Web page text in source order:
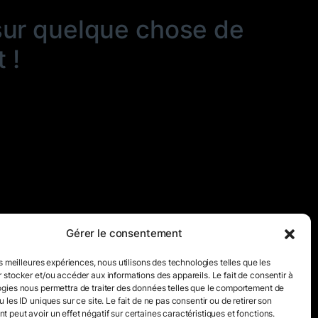
Gérer le consentement
meilleures expériences, nous utilisons des technologies telles que les
stocker et/ou accéder aux informations des appareils. Le fait de consentir à
nous permettra de traiter des données telles que le comportement de
les ID uniques sur ce site. Le fait de ne pas consentir ou de retirer son
peut avoir un effet négatif sur certaines caractéristiques et fonctions.
quelque chose de
!